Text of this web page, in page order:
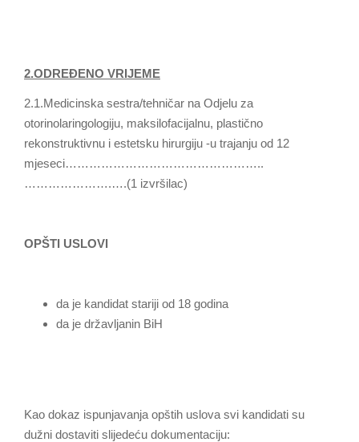
2.ODREĐENO VRIJEME
2.1.Medicinska sestra/tehničar na Odjelu za
otorinolaringologiju, maksilofacijalnu, plastično
rekonstruktivnu i estetsku hirurgiju -u trajanju od 12
mjeseci…………………………………………..
………………….….(1 izvršilac)
OPŠTI USLOVI
da je kandidat stariji od 18 godina
da je državljanin BiH
Kao dokaz ispunjavanja opštih uslova svi kandidati su
dužni dostaviti slijedeću dokumentaciju: